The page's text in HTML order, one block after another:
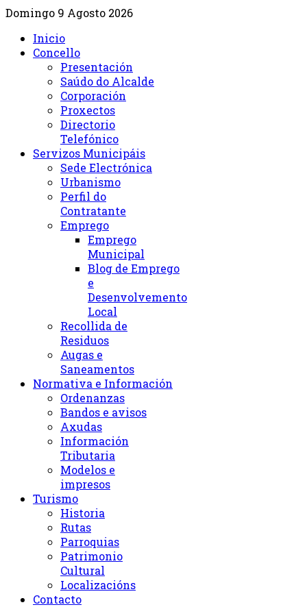
Domingo 9 Agosto 2026
Inicio
Concello
Presentación
Saúdo do Alcalde
Corporación
Proxectos
Directorio
Telefónico
Servizos Municipáis
Sede Electrónica
Urbanismo
Perfil do
Contratante
Emprego
Emprego
Municipal
Blog de Emprego
e
Desenvolvemento
Local
Recollida de
Residuos
Augas e
Saneamentos
Normativa e Información
Ordenanzas
Bandos e avisos
Axudas
Información
Tributaria
Modelos e
impresos
Turismo
Historia
Rutas
Parroquias
Patrimonio
Cultural
Localizacións
Contacto